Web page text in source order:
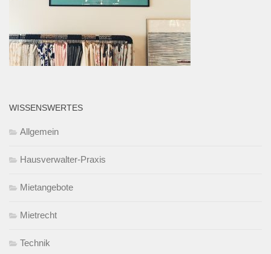
WISSENSWERTES
Allgemein
Hausverwalter-Praxis
Mietangebote
Mietrecht
Technik